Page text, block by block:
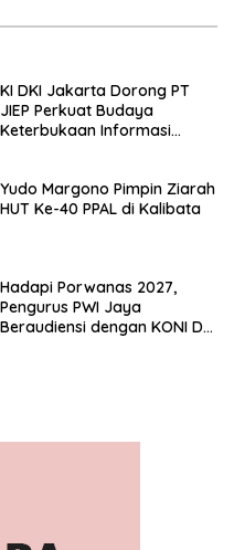
KI DKI Jakarta Dorong PT
JIEP Perkuat Budaya
Keterbukaan Informasi
Yudo Margono Pimpin Ziarah
HUT Ke-40 PPAL di Kalibata
Hadapi Porwanas 2027,
Pengurus PWI Jaya
Beraudiensi dengan KONI DKI